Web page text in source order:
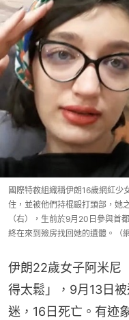
國際特赦組織稱伊朗16歲網紅少
住，並被他們持棍毆打頭部，她
（右），生前於9月20日參與首
終在來到殮房找回她的遺體。（
伊朗22歲女子阿米尼
得太鬆」，9月13日
迷，16日死亡。有迹